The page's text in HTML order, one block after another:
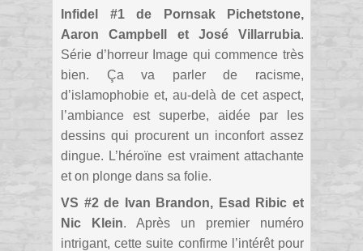
Infidel #1 de Pornsak Pichetstone,
Aaron Campbell et José Villarrubia.
Série d’horreur Image qui commence très
bien. Ça va parler de racisme,
d’islamophobie et, au-delà de cet aspect,
l’ambiance est superbe, aidée par les
dessins qui procurent un inconfort assez
dingue. L’héroïne est vraiment attachante
et on plonge dans sa folie.
VS #2 de Ivan Brandon, Esad Ribic et
Nic Klein. Après un premier numéro
intrigant, cette suite confirme l’intérêt pour